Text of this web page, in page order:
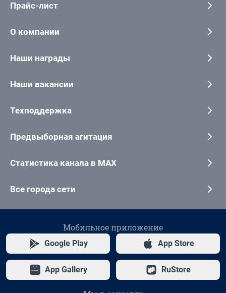
Прайс-лист
О компании
Наши награды
Наши вакансии
Техподдержка
Предвыборная агитация
Статистика канала в MAX
Все города сети
Мобильное приложение
Google Play App Store
App Gallery RuStore